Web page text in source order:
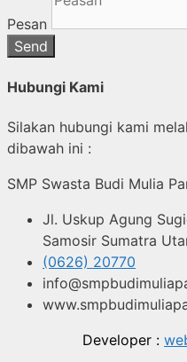
Pesan
Send
Hubungi Kami
Silakan hubungi kami
dibawah ini :
SMP Swasta Budi Mulia
Jl. Uskup Agung
Samosir Sumatra
(0626) 20770
Developer :